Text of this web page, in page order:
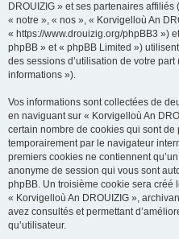
DROUIZIG » et ses partenaires
« notre », « nos », « Korvigelloù An
« https://www.drouizig.org/phpBB3 »)
phpBB » et « phpBB Limited »)
des sessions d’utilisation de votre
informations »).
Vos informations sont collectées de
en naviguant sur « Korvigelloù An
certain nombre de cookies qui sont de
temporairement par le navigateur
premiers cookies ne contiennent
anonyme de session qui vous sont
phpBB. Un troisième cookie sera créé
« Korvigelloù An DROUIZIG »,
avez consultés et permettant
qu’utilisateur.